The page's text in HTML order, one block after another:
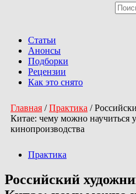
Статьи
Анонсы
Подборки
Рецензии
Как это снято
Главная /Практика /
Китае: чему можно научиться
кинопроизводства
Практика
Российский